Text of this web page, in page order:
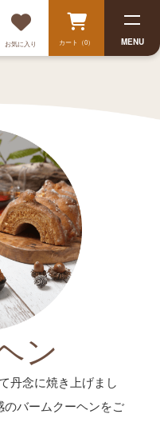
お気に入り カート（0） MENU
ン
丹念に焼き上げまし
のバームクーヘンをご